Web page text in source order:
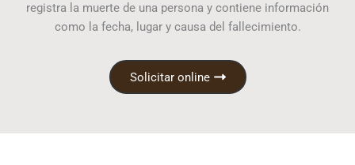
registra la muerte de una persona y contiene información
como la fecha, lugar y causa del fallecimiento.
Solicitar online